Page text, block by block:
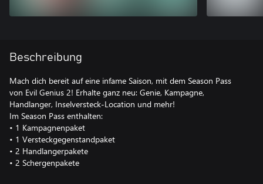
Beschreibung
Mach dich bereit auf eine infame Saison, mit dem Season Pass
von Evil Genius 2! Erhalte ganz neu: Genie, Kampagne,
Handlanger, Inselversteck-Location und mehr!
Im Season Pass enthalten:
• 1 Kampagnenpaket
• 1 Versteckgegenstandpaket
• 2 Handlangerpakete
• 2 Schergenpakete